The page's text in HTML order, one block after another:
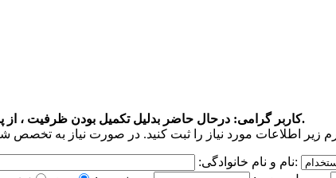
کاربر گرامی: درحال حاضر بدلیل تکمیل بودن ظرفیت ، از پذیرش نیروی جدید و یا کارآموز معذوریم.
نام و نام خانوادگی:نوع درخواست: